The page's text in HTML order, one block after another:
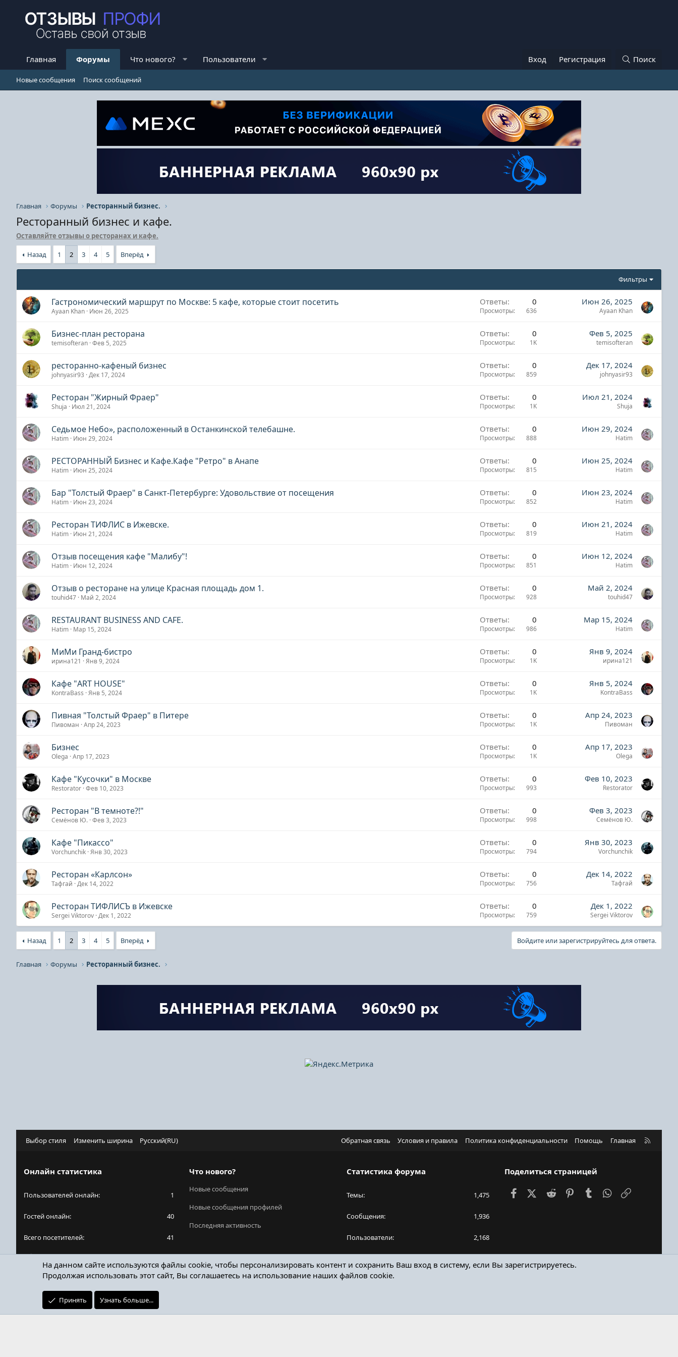
Главная Форумы Что нового? Пользователи Вход Регистрация Поиск
Новые сообщения Поиск сообщений
Главная Форумы Ресторанный бизнес.
Ресторанный бизнес и кафе.
Оставляйте отзывы о ресторанах и кафе.
Назад 1 2 3 4 5 Вперёд
Фильтры
Гастрономический маршрут по Москве: 5 кафе, которые стоит посетить
Ayaan Khan Июн 26, 2025
Ответы 0
Просмотры 636
Июн 26, 2025
Ayaan Khan
Бизнес-план ресторана
temisofteran Фев 5, 2025
Ответы 0
Просмотры 1K
Фев 5, 2025
temisofteran
ресторанно-кафеный бизнес
johnyasir93 Дек 17, 2024
Ответы 0
Просмотры 859
Дек 17, 2024
johnyasir93
Ресторан "Жирный Фраер"
Shuja Июл 21, 2024
Ответы 0
Просмотры 1K
Июл 21, 2024
Shuja
Седьмое Небо», расположенный в Останкинской телебашне.
Hatim Июн 29, 2024
Ответы 0
Просмотры 888
Июн 29, 2024
Hatim
РЕСТОРАННЫЙ Бизнес и Кафе.Кафе "Ретро" в Анапе
Hatim Июн 25, 2024
Ответы 0
Просмотры 815
Июн 25, 2024
Hatim
Бар "Толстый Фраер" в Санкт-Петербурге: Удовольствие от посещения
Hatim Июн 23, 2024
Ответы 0
Просмотры 852
Июн 23, 2024
Hatim
Ресторан ТИФЛИС в Ижевске.
Hatim Июн 21, 2024
Ответы 0
Просмотры 819
Июн 21, 2024
Hatim
Отзыв посещения кафе "Малибу"!
Hatim Июн 12, 2024
Ответы 0
Просмотры 851
Июн 12, 2024
Hatim
Отзыв о ресторане на улице Красная площадь дом 1.
touhid47 Май 2, 2024
Ответы 0
Просмотры 928
Май 2, 2024
touhid47
RESTAURANT BUSINESS AND CAFE.
Hatim Мар 15, 2024
Ответы 0
Просмотры 986
Мар 15, 2024
Hatim
МиМи Гранд-бистро
ирина121 Янв 9, 2024
Ответы 0
Просмотры 1K
Янв 9, 2024
ирина121
Кафе "ART HOUSE"
KontraBass Янв 5, 2024
Ответы 0
Просмотры 1K
Янв 5, 2024
KontraBass
Пивная "Толстый Фраер" в Питере
Пивоман Апр 24, 2023
Ответы 0
Просмотры 1K
Апр 24, 2023
Пивоман
Бизнес
Olega Апр 17, 2023
Ответы 0
Просмотры 1K
Апр 17, 2023
Olega
Кафе "Кусочки" в Москве
Restorator Фев 10, 2023
Ответы 0
Просмотры 993
Фев 10, 2023
Restorator
Ресторан "В темноте?!"
Семёнов Ю. Фев 3, 2023
Ответы 0
Просмотры 998
Фев 3, 2023
Семёнов Ю.
Кафе "Пикассо"
Vorchunchik Янв 30, 2023
Ответы 0
Просмотры 794
Янв 30, 2023
Vorchunchik
Ресторан «Карлсон»
Тафгай Дек 14, 2022
Ответы 0
Просмотры 756
Дек 14, 2022
Тафгай
Ресторан ТИФЛИСЪ в Ижевске
Sergei Viktorov Дек 1, 2022
Ответы 0
Просмотры 759
Дек 1, 2022
Sergei Viktorov
Назад 1 2 3 4 5 Вперёд Войдите или зарегистрируйтесь для ответа.
Главная Форумы Ресторанный бизнес.
Выбор стиля Изменить ширина Русский(RU) Обратная связь Условия и правила Политика конфиденциальности Помощь Главная
R
Онлайн статистика
Пользователей онлайн 1
Гостей онлайн 40
Всего посетителей 41
Общее количество посетителей может включать
в себя скрытых пользователей.
Что нового?
Новые сообщения
Новые сообщения профилей
Последняя активность
Статистика форума
Темы 1,475
Сообщения 1,936
Пользователи 2,168
Поделиться страницей
FacebookX (Twitter)
Reddit PinterestTumblr WhatsApp
На данном сайте используются файлы cookie, чтобы персонализировать контент и сохранить Ваш вход в систему, если Вы зарегистрируетесь.
Продолжая использовать этот сайт, Вы соглашаетесь на использование наших файлов cookie.
Принять Узнать больше...